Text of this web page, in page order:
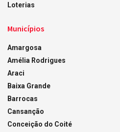
Loterias
Municípios
Amargosa
Amélia Rodrigues
Araci
Baixa Grande
Barrocas
Cansanção
Conceição do Coité